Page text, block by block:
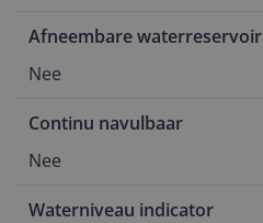
Afneembare waterreservoir
Nee
Continu navulbaar
Nee
Waterniveau indicator